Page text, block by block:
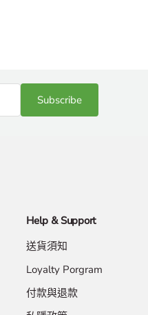
Subscribe
Help & Support
送貨須知
Loyalty Porgram
付款與退款